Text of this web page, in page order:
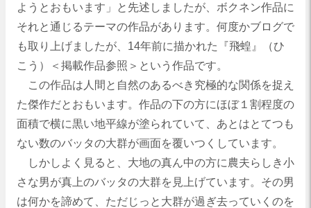
ようとおもいます」と先述しましたが、ボクネン作品に
それと通じるテーマの作品があります。何度かブログで
も取り上げましたが、14年前に描かれた『飛蝗』（ひ
こう）＜掲載作品参照＞という作品です。
この作品は人間と自然のあるべき究極的な関係を捉え
た傑作だとおもいます。作品の下の方にほぼ１割程度の
面積で横に黒い地平線が塗られていて、あとはとてつも
ない数のバッタの大群が画面を覆いつくしています。
しかしよく見ると、大地の真ん中の方に農夫らしき小
さな男が真上のバッタの大群を見上げています。その男
は何かを諦めて、ただじっと大群が過ぎ去っていくのを